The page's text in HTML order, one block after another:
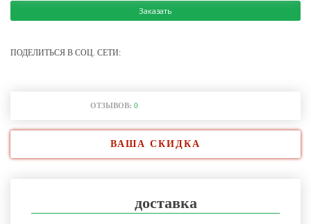
Заказать
ПОДЕЛИТЬСЯ В СОЦ. СЕТИ:
ОТЗЫВОВ: 0
ВАША СКИДКА
доставка